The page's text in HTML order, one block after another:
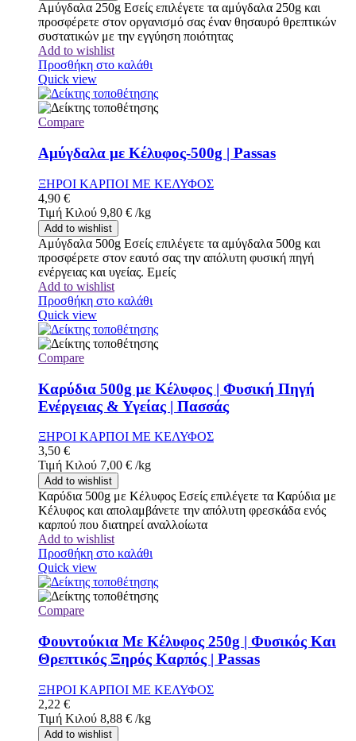
Αμύγδαλα 250g Εσείς επιλέγετε τα αμύγδαλα 250g και
προσφέρετε στον οργανισμό σας έναν θησαυρό θρεπτικών
συστατικών με την εγγύηση ποιότητας
Add to wishlist
Προσθήκη στο καλάθι
Quick view
Compare
Αμύγδαλα με Κέλυφος-500g | Passas
ΞΗΡΟΙ ΚΑΡΠΟΙ ΜΕ ΚΕΛΥΦΟΣ
4,90 €
Τιμή Κιλού 9,80 € /kg
Add to wishlist
Αμύγδαλα 500g Εσείς επιλέγετε τα αμύγδαλα 500g και
προσφέρετε στον εαυτό σας την απόλυτη φυσική πηγή
ενέργειας και υγείας. Εμείς
Add to wishlist
Προσθήκη στο καλάθι
Quick view
Compare
Καρύδια 500g με Κέλυφος | Φυσική Πηγή
Ενέργειας & Υγείας | Πασσάς
ΞΗΡΟΙ ΚΑΡΠΟΙ ΜΕ ΚΕΛΥΦΟΣ
3,50 €
Τιμή Κιλού 7,00 € /kg
Add to wishlist
Καρύδια 500g με Κέλυφος Εσείς επιλέγετε τα Καρύδια με
Κέλυφος και απολαμβάνετε την απόλυτη φρεσκάδα ενός
καρπού που διατηρεί αναλλοίωτα
Add to wishlist
Προσθήκη στο καλάθι
Quick view
Compare
Φουντούκια Με Κέλυφος 250g | Φυσικός Και
Θρεπτικός Ξηρός Καρπός | Passas
ΞΗΡΟΙ ΚΑΡΠΟΙ ΜΕ ΚΕΛΥΦΟΣ
2,22 €
Τιμή Κιλού 8,88 € /kg
Add to wishlist